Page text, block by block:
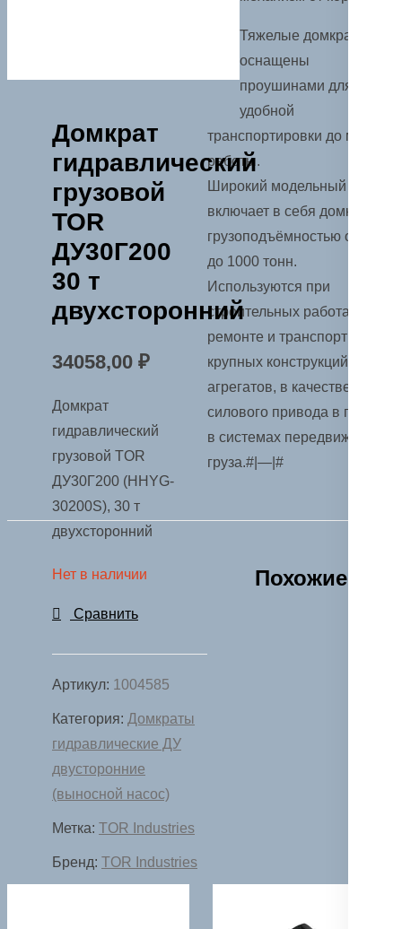
Домкрат
гидравлический
грузовой
TOR
ДУ30Г200
30 т
двухсторонний
34058,00 ₽
Домкрат
гидравлический
грузовой TOR
ДУ30Г200 (HHYG-
30200S), 30 т
двухсторонний
Нет в наличии
Сравнить
Артикул: 1004585
Категория: Домкраты
гидравлические ДУ
двусторонние
(выносной насос)
Метка: TOR Industries
Бренд: TOR Industries
Тяжелые домкраты
оснащены
проушинами для
удобной
транспортировки до места
работы.
Широкий модельный ряд
включает в себя домкраты
грузоподъёмностью от 10
до 1000 тонн.
Используются при
строительных работах,
ремонте и транспортировке
крупных конструкций и
агрегатов, в качестве
силового привода в прессе,
в системах передвижения
груза.#|—|#
Похожие